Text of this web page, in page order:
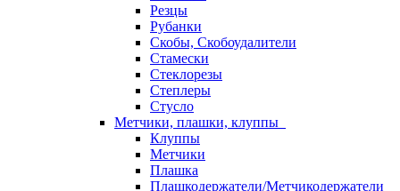
Резцы
Рубанки
Скобы, Скобоудалители
Стамески
Стеклорезы
Степлеры
Стусло
Метчики, плашки, клуппы
Клуппы
Метчики
Плашка
Плашкодержатели/Метчикодержатели